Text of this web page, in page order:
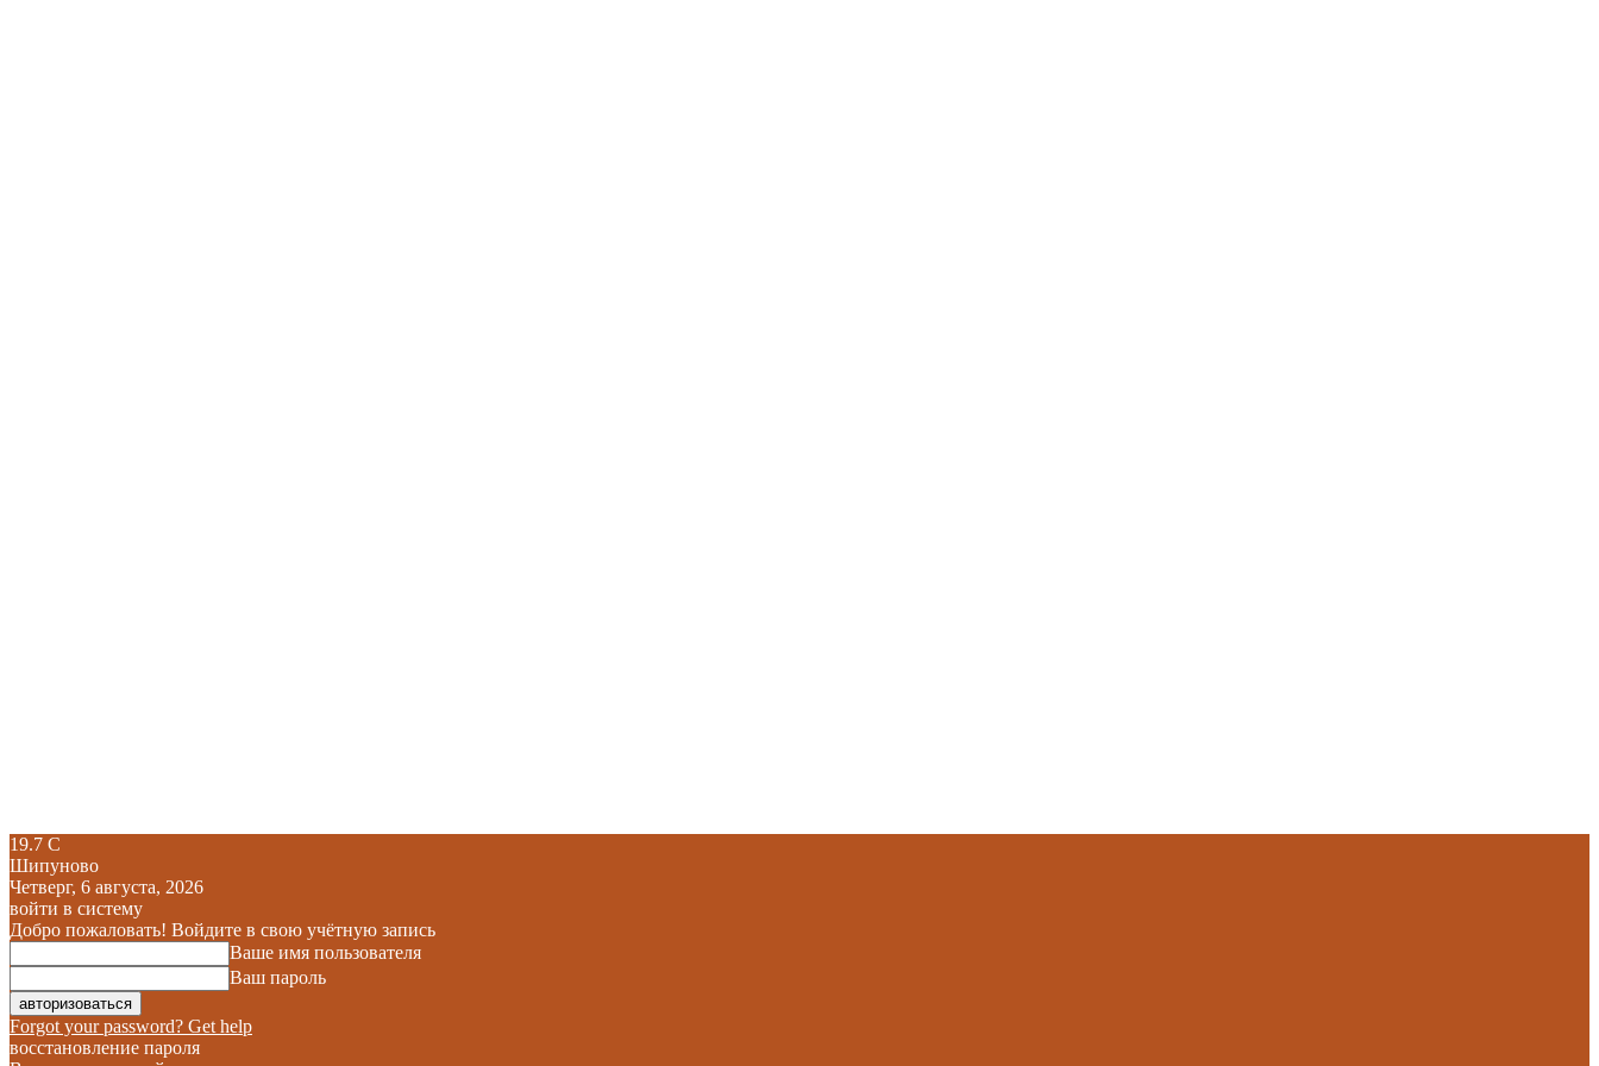
19.7 C
Шипуново
Четверг, 6 августа, 2026
войти в систему
Добро пожаловать! Войдите в свою учётную запись
Ваше имя пользователя
Ваш пароль
Forgot your password? Get help
восстановление пароля